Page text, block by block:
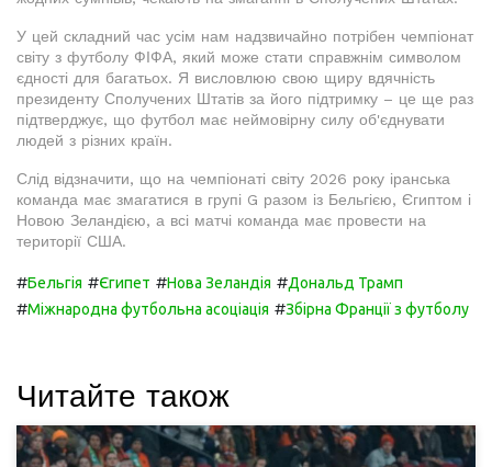
У цей складний час усім нам надзвичайно потрібен чемпіонат
світу з футболу ФІФА, який може стати справжнім символом
єдності для багатьох. Я висловлюю свою щиру вдячність
президенту Сполучених Штатів за його підтримку – це ще раз
підтверджує, що футбол має неймовірну силу об'єднувати
людей з різних країн.
Слід відзначити, що на чемпіонаті світу 2026 року іранська
команда має змагатися в групі G разом із Бельгією, Єгиптом і
Новою Зеландією, а всі матчі команда має провести на
території США.
#Бельгія #Єгипет #Нова Зеландія #Дональд Трамп
#Міжнародна футбольна асоціація #Збірна Франції з футболу
Читайте також